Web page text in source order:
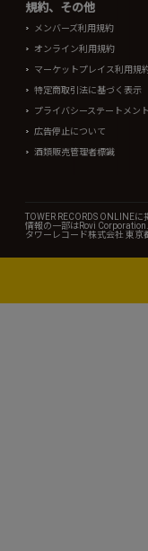
規約、その他
メンバーズ利用規約
オンライン利用規約
マーケットプレイス利用規
特定商取引法に基づく表示
プライバシーステートメント
広告停止について
酒類販売管理者標識
TOWER RECORDS ONLINE
情報の一部はRovi
タワーレコード株式会社 東